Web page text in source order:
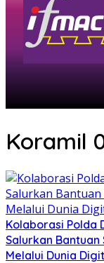
Koramil
Kolaborasi Polda
Salurkan
Melalui Dunia